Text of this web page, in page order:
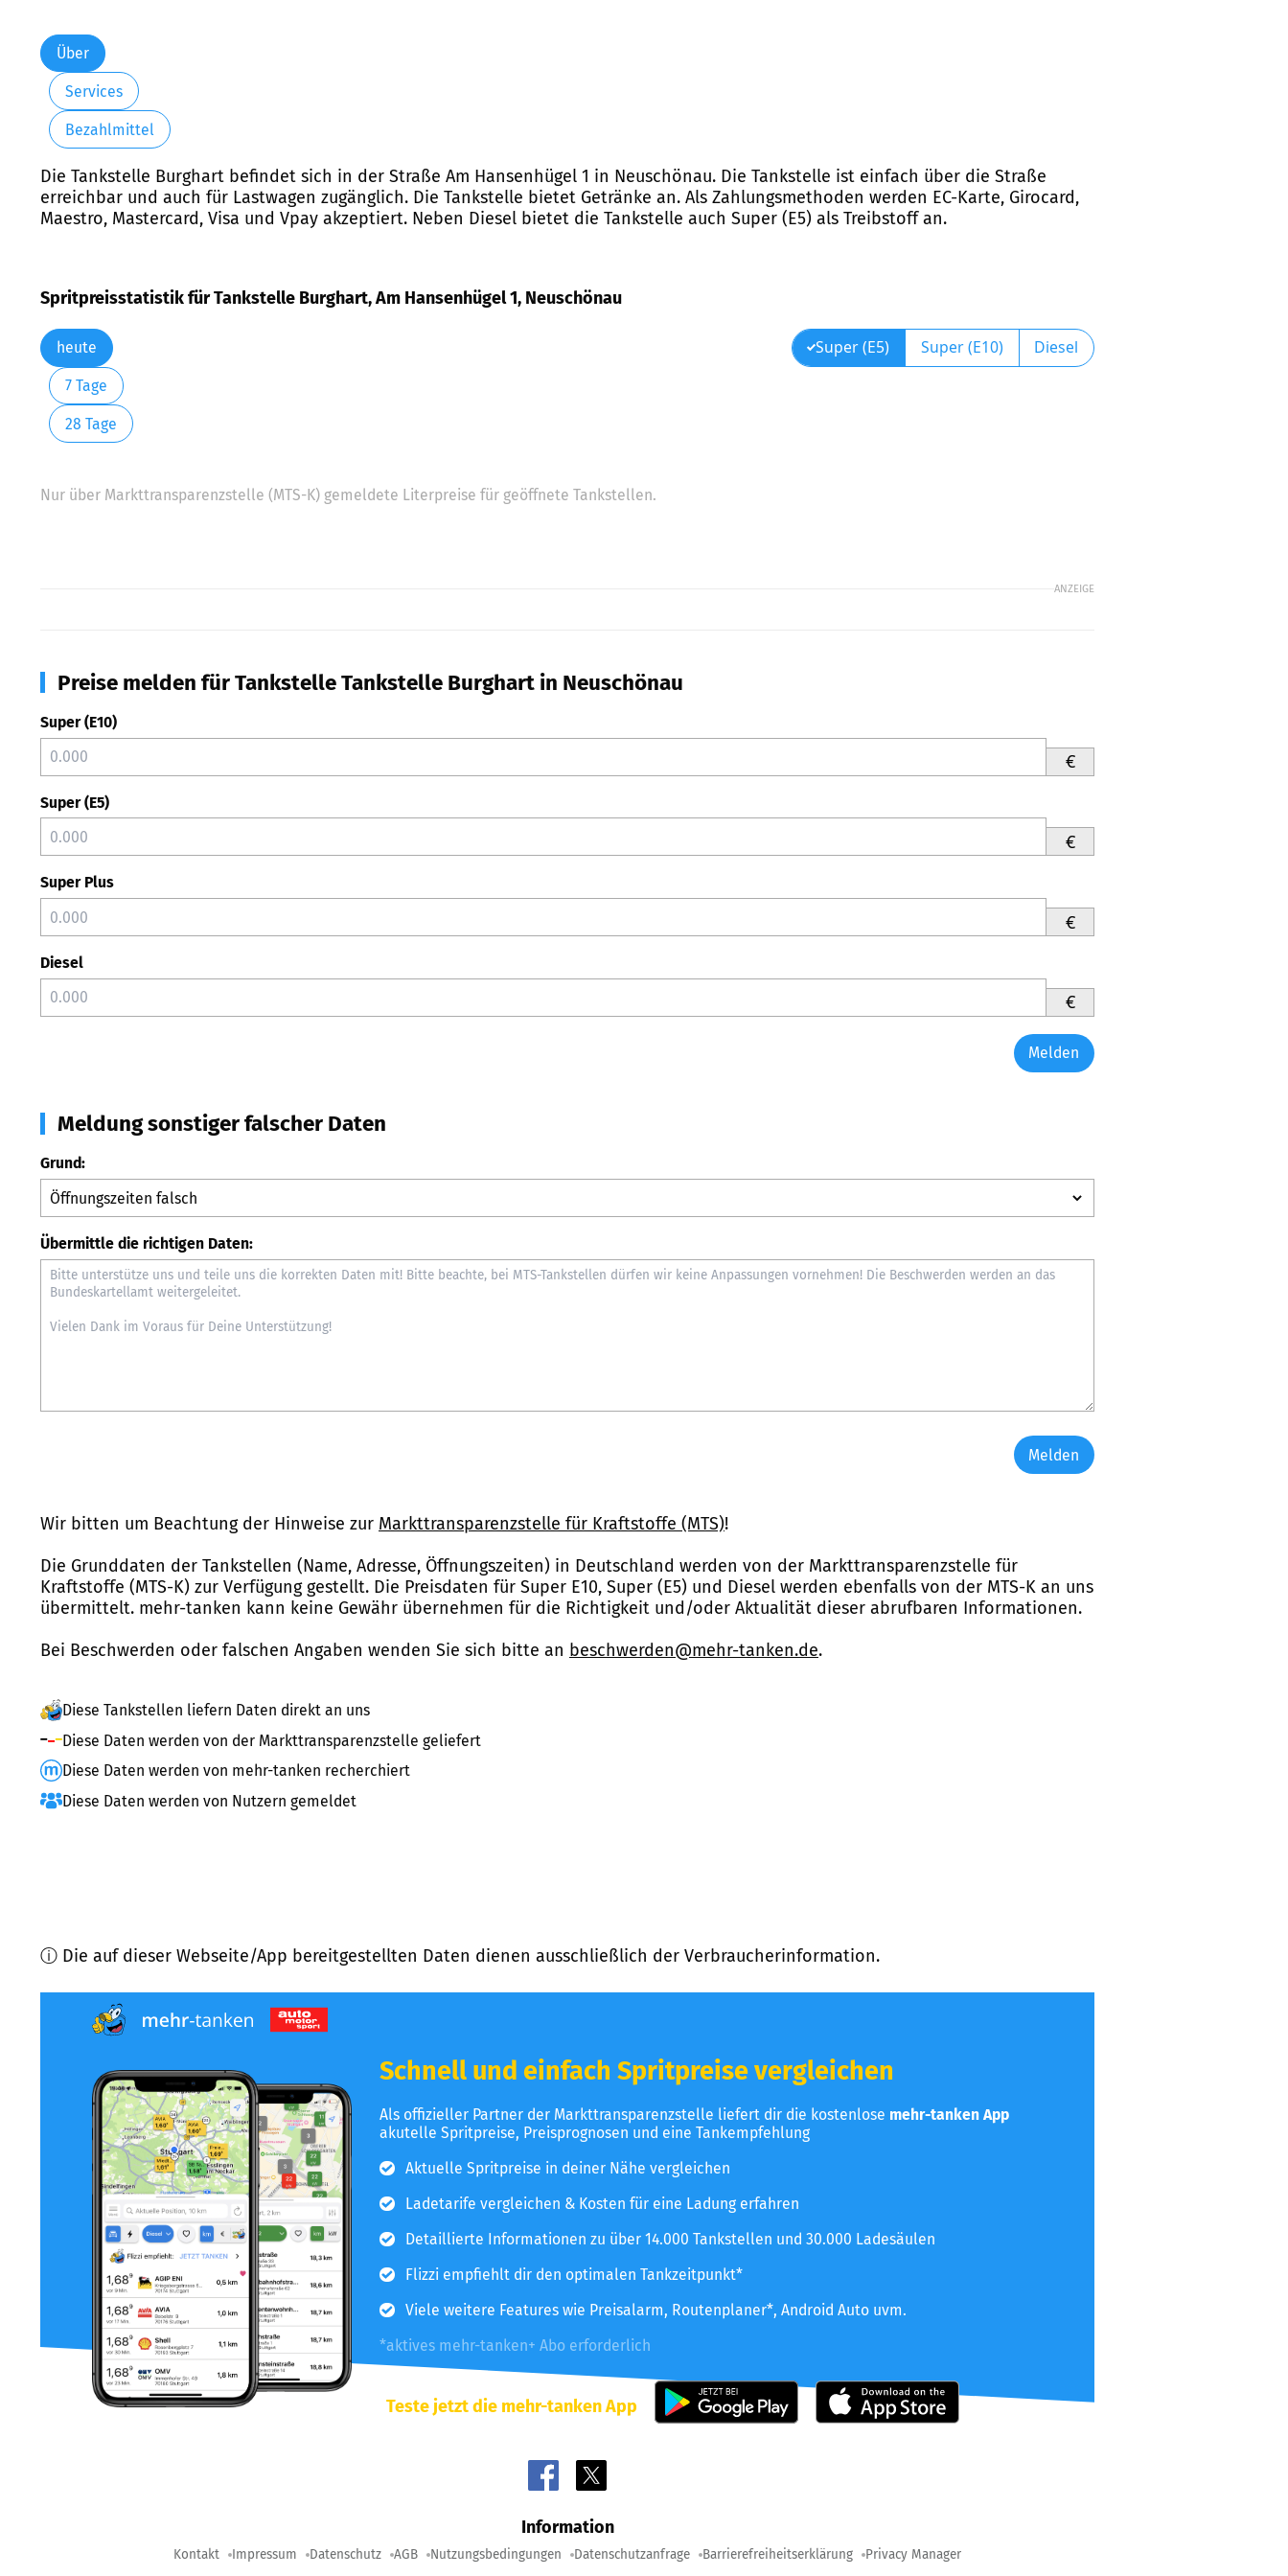
Über
Services
Bezahlmittel
Die Tankstelle Burghart befindet sich in der Straße Am Hansenhügel 1 in Neuschönau. Die Tankstelle ist einfach über die Straße
erreichbar und auch für Lastwagen zugänglich. Die Tankstelle bietet Getränke an. Als Zahlungsmethoden werden EC-Karte, Girocard,
Maestro, Mastercard, Visa und Vpay akzeptiert. Neben Diesel bietet die Tankstelle auch Super (E5) als Treibstoff an.
Spritpreisstatistik für Tankstelle Burghart, Am Hansenhügel 1, Neuschönau
heute
7 Tage
28 Tage
Super (E5) Super (E10) Diesel
Nur über Markttransparenzstelle (MTS-K) gemeldete Literpreise für geöffnete Tankstellen.
ANZEIGE
Preise melden für Tankstelle Tankstelle Burghart in Neuschönau
Super (E10)
€
Super (E5)
€
Super Plus
€
Diesel
€
Melden
Meldung sonstiger falscher Daten
Grund:
Übermittle die richtigen Daten:
Melden
Wir bitten um Beachtung der Hinweise zur Markttransparenzstelle für Kraftstoffe (MTS)!
Die Grunddaten der Tankstellen (Name, Adresse, Öffnungszeiten) in Deutschland werden von der Markttransparenzstelle für
Kraftstoffe (MTS-K) zur Verfügung gestellt. Die Preisdaten für Super E10, Super (E5) und Diesel werden ebenfalls von der MTS-K an uns
übermittelt. mehr-tanken kann keine Gewähr übernehmen für die Richtigkeit und/oder Aktualität dieser abrufbaren Informationen.
Bei Beschwerden oder falschen Angaben wenden Sie sich bitte an beschwerden@mehr-tanken.de.
Diese Tankstellen liefern Daten direkt an uns
Diese Daten werden von der Markttransparenzstelle geliefert
Diese Daten werden von mehr-tanken recherchiert
Diese Daten werden von Nutzern gemeldet
ⓘ Die auf dieser Webseite/App bereitgestellten Daten dienen ausschließlich der Verbraucherinformation.
Schnell und einfach Spritpreise vergleichen
Als offizieller Partner der Markttransparenzstelle liefert dir die kostenlose mehr-tanken App
akutelle Spritpreise, Preisprognosen und eine Tankempfehlung
Aktuelle Spritpreise in deiner Nähe vergleichen
Ladetarife vergleichen & Kosten für eine Ladung erfahren
Detaillierte Informationen zu über 14.000 Tankstellen und 30.000 Ladesäulen
Flizzi empfiehlt dir den optimalen Tankzeitpunkt*
Viele weitere Features wie Preisalarm, Routenplaner*, Android Auto uvm.
*aktives mehr-tanken+ Abo erforderlich
Teste jetzt die mehr-tanken App
Information
Kontakt Impressum Datenschutz AGB Nutzungsbedingungen Datenschutzanfrage Barrierefreiheitserklärung Privacy Manager